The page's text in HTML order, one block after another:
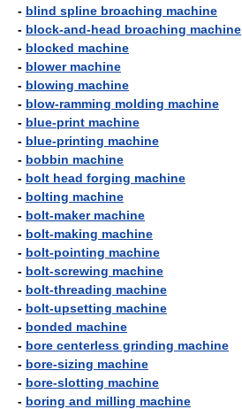
- blind spline broaching machine
- block-and-head broaching machine
- blocked machine
- blower machine
- blowing machine
- blow-ramming molding machine
- blue-print machine
- blue-printing machine
- bobbin machine
- bolt head forging machine
- bolting machine
- bolt-maker machine
- bolt-making machine
- bolt-pointing machine
- bolt-screwing machine
- bolt-threading machine
- bolt-upsetting machine
- bonded machine
- bore centerless grinding machine
- bore-sizing machine
- bore-slotting machine
- boring and milling machine